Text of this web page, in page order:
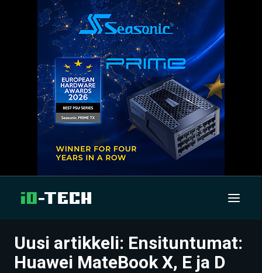
UUTISET
Uusi artikkeli: Ensituntumat:
Huawei MateBook X, E ja D